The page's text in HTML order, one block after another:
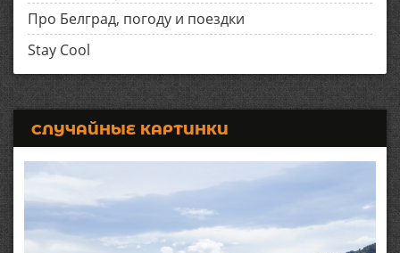
Про Белград, погоду и поездки
Stay Cool
СЛУЧАЙНЫЕ КАРТИНКИ